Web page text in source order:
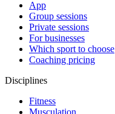
App
Group sessions
Private sessions
For businesses
Which sport to choose
Coaching pricing
Disciplines
Fitness